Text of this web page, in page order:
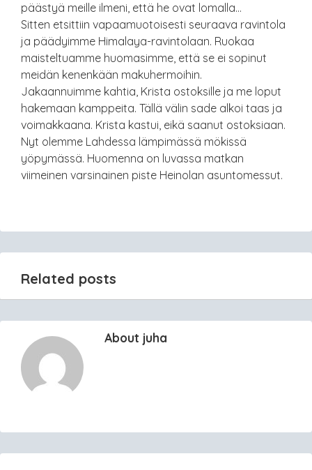
päästyä meille ilmeni, että he ovat lomalla…
Sitten etsittiin vapaamuotoisesti seuraava ravintola
ja päädyimme Himalaya-ravintolaan. Ruokaa
maisteltuamme huomasimme, että se ei sopinut
meidän kenenkään makuhermoihin.
Jakaannuimme kahtia, Krista ostoksille ja me loput
hakemaan kamppeita. Tällä välin sade alkoi taas ja
voimakkaana. Krista kastui, eikä saanut ostoksiaan.
Nyt olemme Lahdessa lämpimässä mökissä
yöpymässä. Huomenna on luvassa matkan
viimeinen varsinainen piste Heinolan asuntomessut.
Related posts
About juha